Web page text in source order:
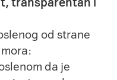
transparentan i
od strane
da je